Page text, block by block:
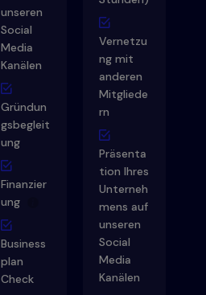
unseren
Social
Media
Kanälen
Gründun
gsbegleit
ung
Finanzier
ung
Business
plan
Check
Vernetzu
ng mit
anderen
Mitgliede
rn
Präsenta
tion Ihres
Unterneh
mens auf
unseren
Social
Media
Kanälen